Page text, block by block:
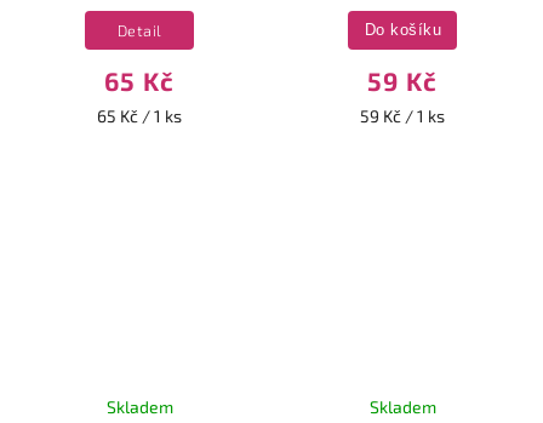
65 Kč
65 Kč / 1 ks
Detail
59 Kč
59 Kč / 1 ks
Do košíku
Skladem Skladem